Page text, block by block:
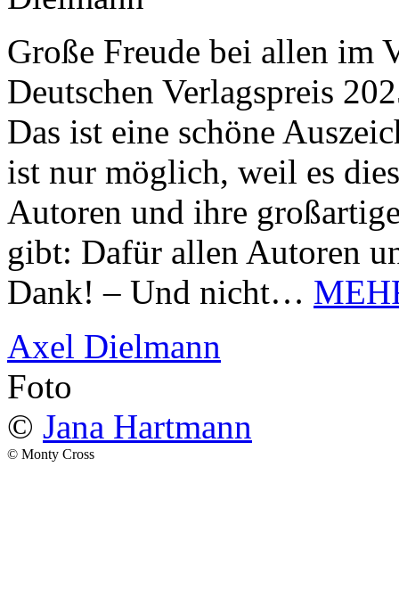
Große Freude bei allen im
Deutschen Verlagspreis
Das ist eine schöne
ist nur möglich, weil es
Autoren und ihre
gibt: Dafür allen Autoren
Dank! – Und nicht…
Axel Dielmann
Foto
© Jana Hartmann
© Monty Cross